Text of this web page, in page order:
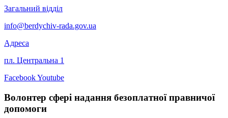
Загальний відділ
info@berdychiv-rada.gov.ua
Адреса
пл. Центральна 1
FacebookYoutube
Волонтер сфері надання безоплатної правничої
допомоги